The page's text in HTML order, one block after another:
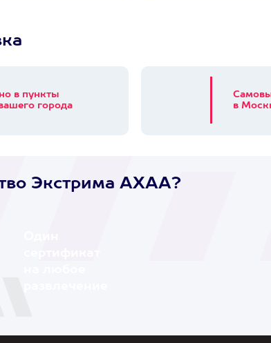
в пункты
города
в
Экстрима AXAA?